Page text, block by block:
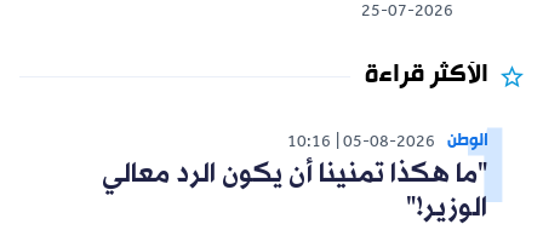
25-07-2026
الأكثر قراءة
الوطن 05-08-2026
10:16
"ما هكذا تمنينا أن يكون الرد معالي
الوزير!"